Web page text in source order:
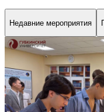
Недавние мероприятия